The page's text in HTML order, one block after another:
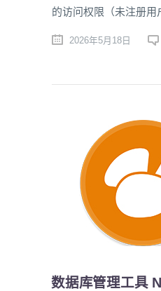
的访问权限（未注册用
2026年5月18日
数据库管理工具